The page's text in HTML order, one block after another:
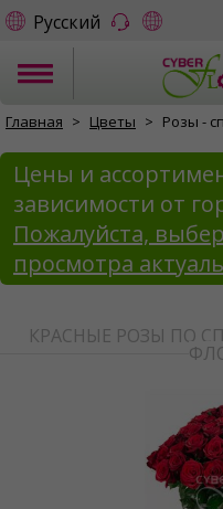
Русский
Главная Цветы Розы -
Цены и
зависимости от
Пожалуйста,
просмотра
КРАСНЫЕ РОЗЫ ПО